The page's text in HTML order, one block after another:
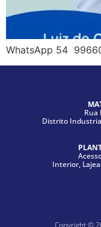
WhatsApp 54
Rua
Distrito
Interior,